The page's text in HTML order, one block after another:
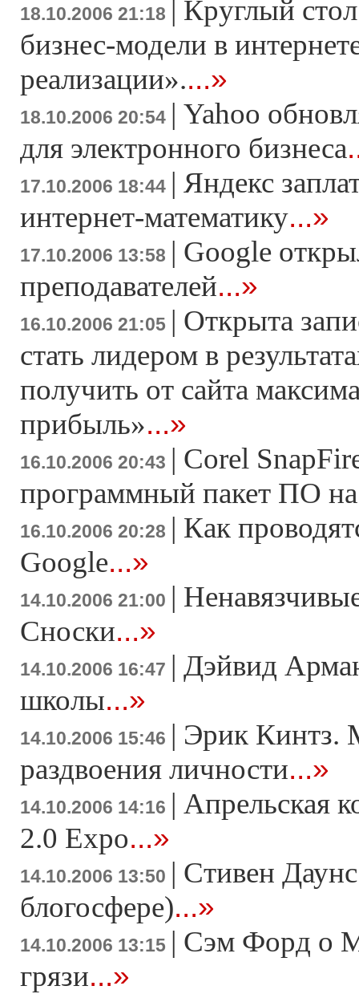
18.10.2006 21:18 | Круглый
бизнес-модели в
реализации»....»
18.10.2006 20:54 | Yahoo
для электронного бизнеса
17.10.2006 18:44 | Яндекс
интернет-математику...»
17.10.2006 13:58 | Google
преподавателей...»
16.10.2006 21:05 | Открыта
стать лидером в
получить от сайта
прибыль»...»
16.10.2006 20:43 | Corel
программный пакет ПО
16.10.2006 20:28 | Как
Google...»
14.10.2006 21:00 |
Сноски...»
14.10.2006 16:47 | Дэйвид
школы...»
14.10.2006 15:46 | Эрик Кинтз.
раздвоения личности...»
14.10.2006 14:16 | Апрельская
2.0 Expo...»
14.10.2006 13:50 | Стивен
блогосфере)...»
14.10.2006 13:15 | Сэм Форд о
грязи...»